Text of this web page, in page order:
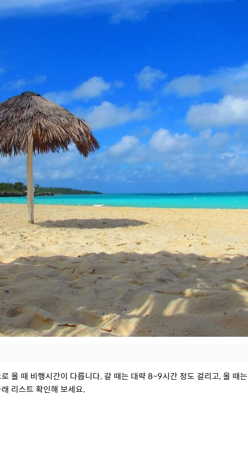
올 때 비행시간이 다릅니다. 갈 때는 대략 8~9시간 정도 걸리고, 올 때
리스트 확인해 보세요.